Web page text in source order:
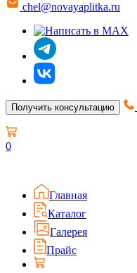
chel@novayaplitka.ru
Получить консультацию
0
Главная
Каталог
Галерея
Прайс